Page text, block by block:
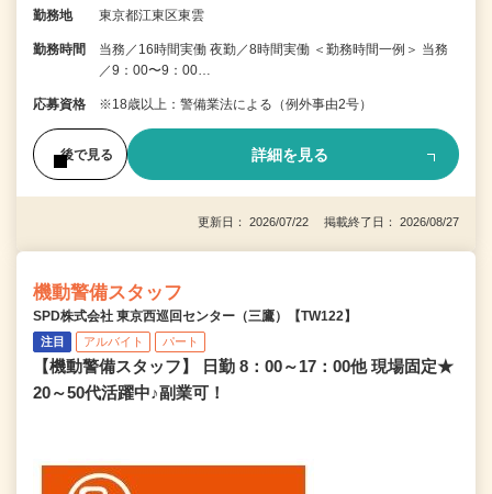
勤務地 東京都江東区東雲
勤務時間
当務／16時間実働 夜勤／8時間実働 ＜勤務時間一例＞ 当務
／9：00〜9：00…
応募資格 ※18歳以上：警備業法による（例外事由2号）
後で見る 詳細を見る
更新日： 2026/07/22 掲載終了日： 2026/08/27
機動警備スタッフ
SPD株式会社 東京西巡回センター（三鷹）【TW122】
注目 アルバイト パート
【機動警備スタッフ】 日勤 8：00～17：00他 現場固定★
20～50代活躍中♪副業可！